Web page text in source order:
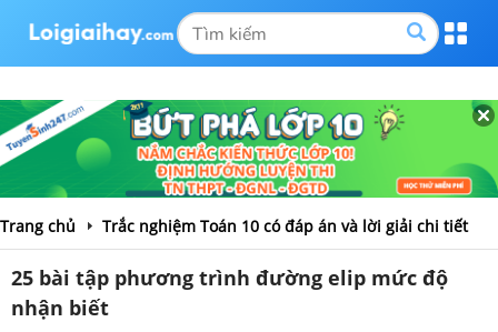
Trang chủ Trắc nghiệm Toán 10 có đáp án và lời giải chi tiết
25 bài tập phương trình đường elip mức độ
nhận biết